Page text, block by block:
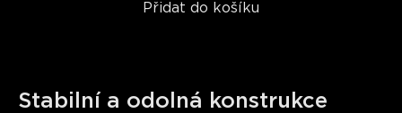
Přidat do košíku
Stabilní a odolná konstrukce